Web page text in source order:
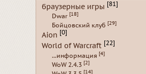
браузерные игры [81]
Dwar [18]
Бойцовский клуб [29]
Aion [0]
World of Warcraft [22]
...информация [4]
WoW 2.4.3 [2]
[14]